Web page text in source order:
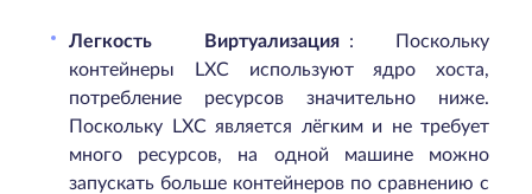
Легкость Виртуализация : Поскольку
контейнеры LXC используют ядро хоста,
потребление ресурсов значительно ниже.
Поскольку LXC является лёгким и не требует
много ресурсов, на одной машине можно
запускать больше контейнеров по сравнению с